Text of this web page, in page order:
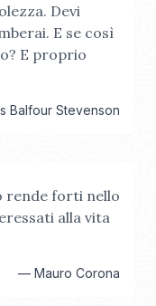
Devi
E se così
E proprio
Balfour Stevenson
rende forti nello
alla vita
— Mauro Corona